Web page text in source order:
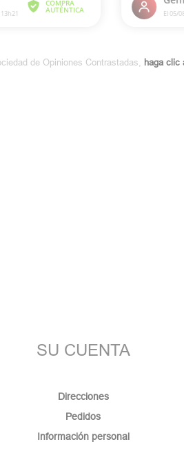
de Opiniones Contrastadas, haga clic
SU CUENTA
Direcciones
Pedidos
Información personal